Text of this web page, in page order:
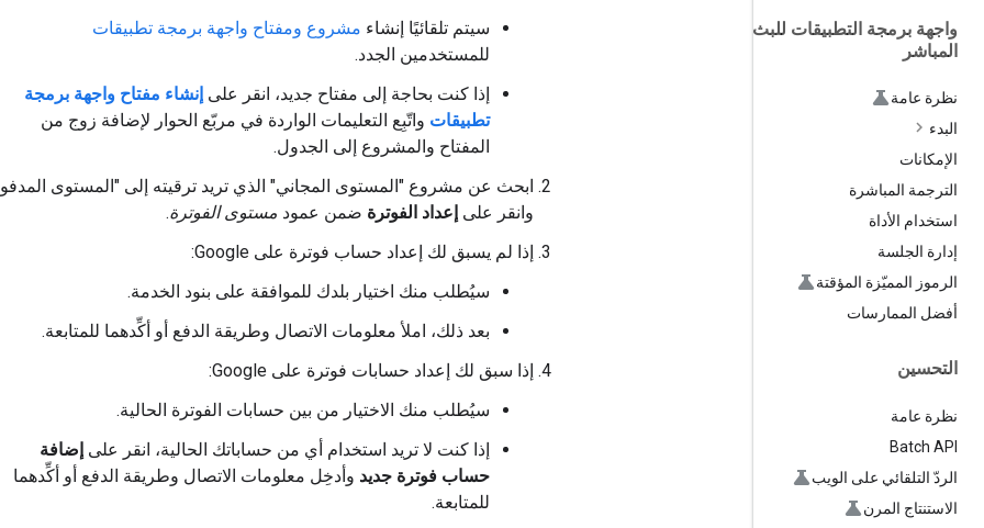
واجهة برمجة التطبيقات للبث
المباشر
نظرة عامة
البدء
الإمكانات
الترجمة المباشرة
استخدام الأداة
إدارة الجلسة
الرموز المميّزة المؤقتة
أفضل الممارسات
التحسين
نظرة عامة
Batch API
الردّ التلقائي على الويب
الاستنتاج المرن
سيتم تلقائيًا إنشاء مشروع ومفتاح واجهة برمجة تطبيقات
للمستخدمين الجدد.
إذا كنت بحاجة إلى مفتاح جديد، انقر على إنشاء مفتاح واجهة برمجة
تطبيقات واتّبِع التعليمات الواردة في مربّع الحوار لإضافة زوج من
المفتاح والمشروع إلى الجدول.
ابحث عن مشروع "المستوى المجاني" الذي تريد ترقيته إلى "المستوى
وانقر على إعداد الفوترة ضمن عمود مستوى الفوترة.
إذا لم يسبق لك إعداد حساب فوترة على Google:
سيُطلب منك اختيار بلدك للموافقة على بنود الخدمة.
بعد ذلك، املأ معلومات الاتصال وطريقة الدفع أو أكِّدهما للمتابعة.
إذا سبق لك إعداد حسابات فوترة على Google:
سيُطلب منك الاختيار من بين حسابات الفوترة الحالية.
إذا كنت لا تريد استخدام أي من حساباتك الحالية، انقر على إضافة
حساب فوترة جديد وأدخِل معلومات الاتصال وطريقة الدفع أو أكِّدهما
للمتابعة.